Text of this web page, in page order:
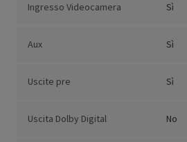
Ingresso Videocamera Sì
Aux Sì
Uscite pre Sì
Uscita Dolby Digital No